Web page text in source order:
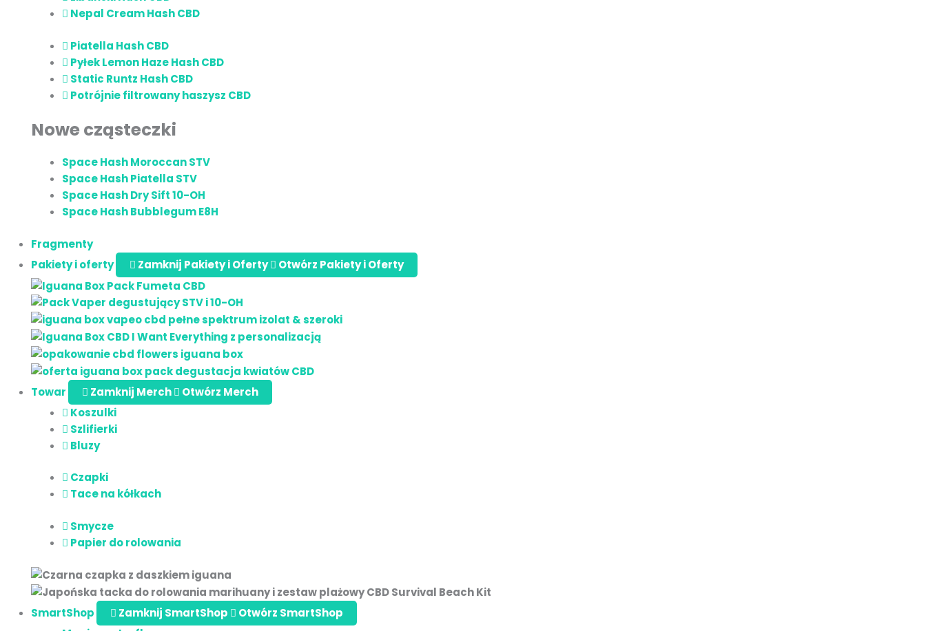
Nepal Cream Hash CBD
Piatella Hash CBD
Pyłek Lemon Haze Hash CBD
Static Runtz Hash CBD
Potrójnie filtrowany haszysz CBD
Nowe cząsteczki
Space Hash Moroccan STV
Space Hash Piatella STV
Space Hash Dry Sift 10-OH
Space Hash Bubblegum E8H
Fragmenty
Pakiety i oferty
Zamknij Pakiety i Oferty Otwórz Pakiety i Oferty
Towar Zamknij Merch
Otwórz Merch
Koszulki
Szlifierki
Bluzy
Czapki
Tace na kółkach
Smycze
Papier do rolowania
SmartShop Zamknij SmartShop
Otwórz SmartShop